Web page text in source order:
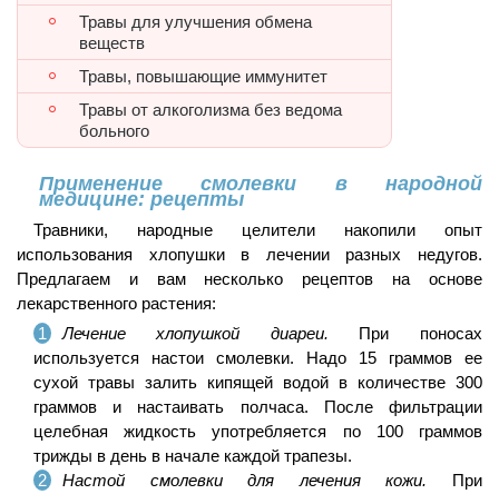
Травы для улучшения обмена
веществ
Травы, повышающие иммунитет
Травы от алкоголизма без ведома
больного
Применение смолевки в народной
медицине: рецепты
Травники, народные целители накопили опыт
использования хлопушки в лечении разных недугов.
Предлагаем и вам несколько рецептов на основе
лекарственного растения:
Лечение хлопушкой диареи. При поносах
используется настои смолевки. Надо 15 граммов ее
сухой травы залить кипящей водой в количестве 300
граммов и настаивать полчаса. После фильтрации
целебная жидкость употребляется по 100 граммов
трижды в день в начале каждой трапезы.
Настой смолевки для лечения кожи. При